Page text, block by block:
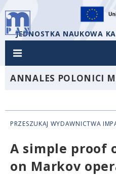
JEDNOSTKA NAUKOWA
ANNALES POLONICI
PRZESZUKAJ WYDAWNICTWA
A simple proof
on Markov